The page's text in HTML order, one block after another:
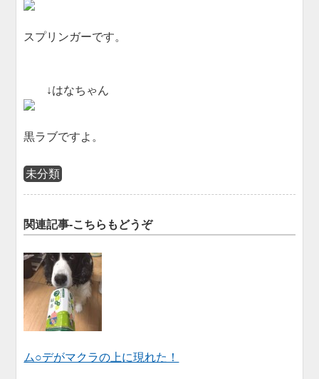
スプリンガーです。
↓はなちゃん
黒ラブですよ。
未分類
関連記事-こちらもどうぞ
ム○デがマクラの上に現れた！